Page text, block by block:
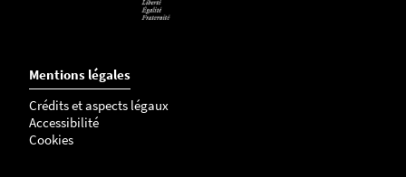
Mentions légales
Crédits et aspects légaux
Accessibilité
Cookies